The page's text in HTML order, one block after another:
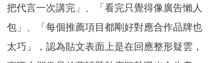
把代言一次講完」、「看完只覺得像廣告懶人
包」、「每個推薦項目都剛好對應合作品牌也
太巧」，認為貼文表面上是在回應整形疑雲，